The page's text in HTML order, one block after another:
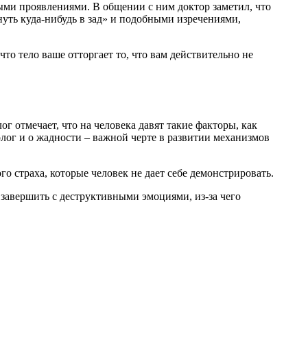
проявлениями. В общении с ним доктор заметил, что
куда-нибудь в зад» и подобными изречениями,
тело ваше отторгает то, что вам действительно не
что на человека давят такие факторы, как
и о жадности – важной черте в развитии механизмов
которые человек не дает себе демонстрировать.
с деструктивными эмоциями, из-за чего